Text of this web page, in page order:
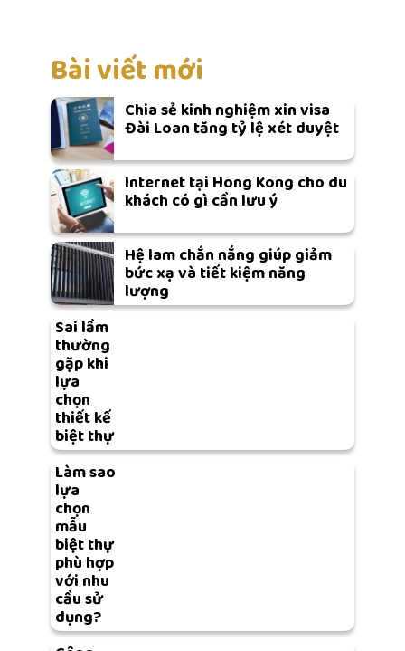
Bài viết mới
Chia sẻ kinh nghiệm xin visa
Đài Loan tăng tỷ lệ xét duyệt
Internet tại Hong Kong cho du
khách có gì cần lưu ý
Hệ lam chắn nắng giúp giảm
bức xạ và tiết kiệm năng
lượng
Sai lầm
thường
gặp khi
lựa
chọn
thiết kế
biệt thự
Làm sao
lựa
chọn
mẫu
biệt thự
phù hợp
với nhu
cầu sử
dụng?